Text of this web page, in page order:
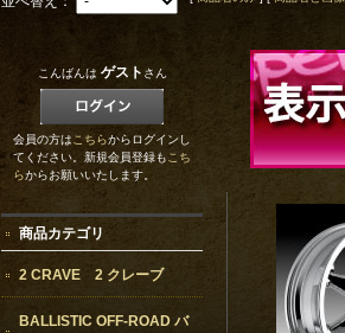
こんばんは ゲスト さん
会員の方はこちらからログインし
てください。新規会員登録もこち
らからお願いいたします。
商品カテゴリ
2 CRAVE 2 クレーブ
BALLISTIC OFF-ROAD バ